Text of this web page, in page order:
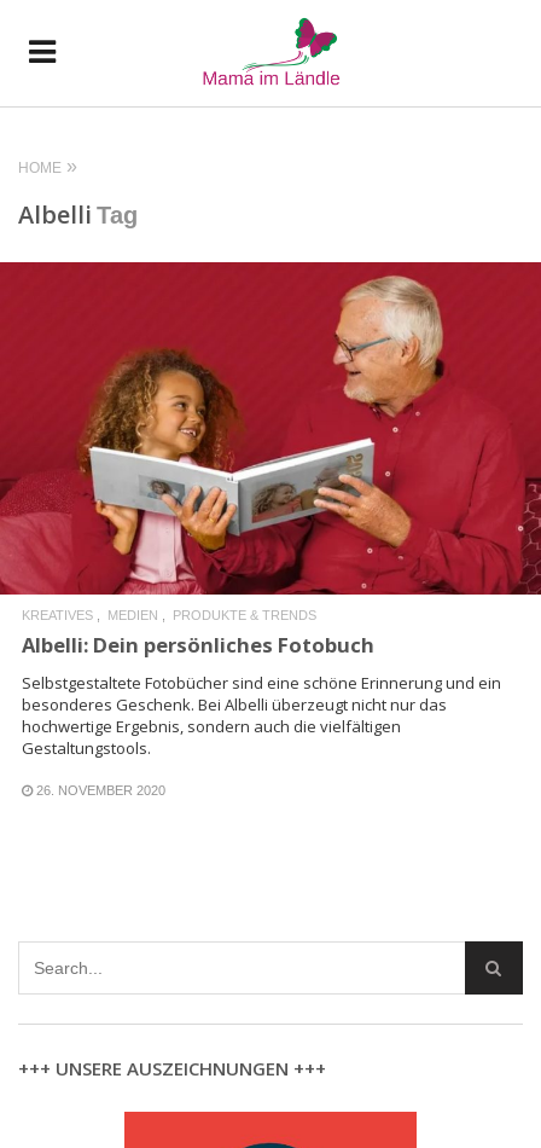
HOME
Albelli Tag
READ MORE
KREATIVES MEDIEN PRODUKTE & TRENDS
Albelli: Dein persönliches Fotobuch
Selbstgestaltete Fotobücher sind eine schöne Erinnerung und ein
besonderes Geschenk. Bei Albelli überzeugt nicht nur das
hochwertige Ergebnis, sondern auch die vielfältigen
Gestaltungstools.
26. NOVEMBER 2020
+++ UNSERE AUSZEICHNUNGEN +++